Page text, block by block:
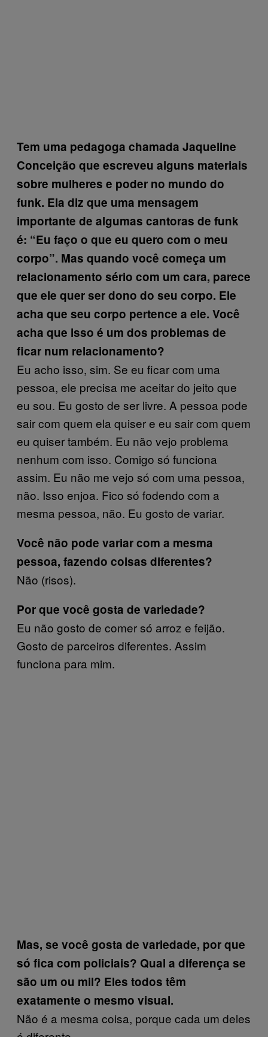
Tem uma pedagoga chamada Jaqueline
Conceição que escreveu alguns materiais
sobre mulheres e poder no mundo do
funk. Ela diz que uma mensagem
importante de algumas cantoras de funk
é: “Eu faço o que eu quero com o meu
corpo”. Mas quando você começa um
relacionamento sério com um cara, parece
que ele quer ser dono do seu corpo. Ele
acha que seu corpo pertence a ele. Você
acha que isso é um dos problemas de
ficar num relacionamento?
Eu acho isso, sim. Se eu ficar com uma
pessoa, ele precisa me aceitar do jeito que
eu sou. Eu gosto de ser livre. A pessoa pode
sair com quem ela quiser e eu sair com quem
eu quiser também. Eu não vejo problema
nenhum com isso. Comigo só funciona
assim. Eu não me vejo só com uma pessoa,
não. Isso enjoa. Fico só fodendo com a
mesma pessoa, não. Eu gosto de variar.
Você não pode variar com a mesma
pessoa, fazendo coisas diferentes?
Não (risos).
Por que você gosta de variedade?
Eu não gosto de comer só arroz e feijão.
Gosto de parceiros diferentes. Assim
funciona para mim.
Mas, se você gosta de variedade, por que
só fica com policiais? Qual a diferença se
são um ou mil? Eles todos têm
exatamente o mesmo visual.
Não é a mesma coisa, porque cada um deles